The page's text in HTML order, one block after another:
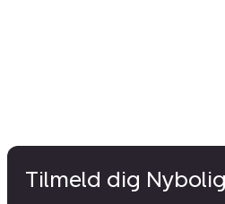
Tilmeld dig